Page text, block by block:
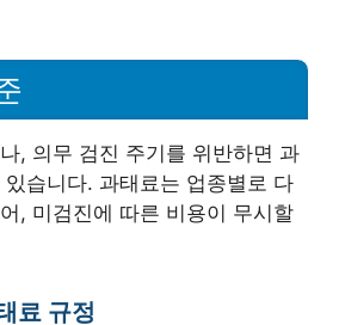
, 의무 검진 주기를 위반하면 과
습니다. 과태료는 업종별로 다
, 미검진에 따른 비용이 무시할
료 규정